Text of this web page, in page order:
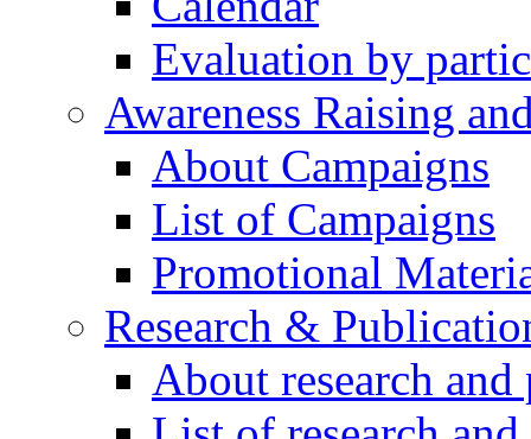
Evaluation by
Awareness Raising
About Campaigns
List of Campaigns
Promotional
Research &
About research